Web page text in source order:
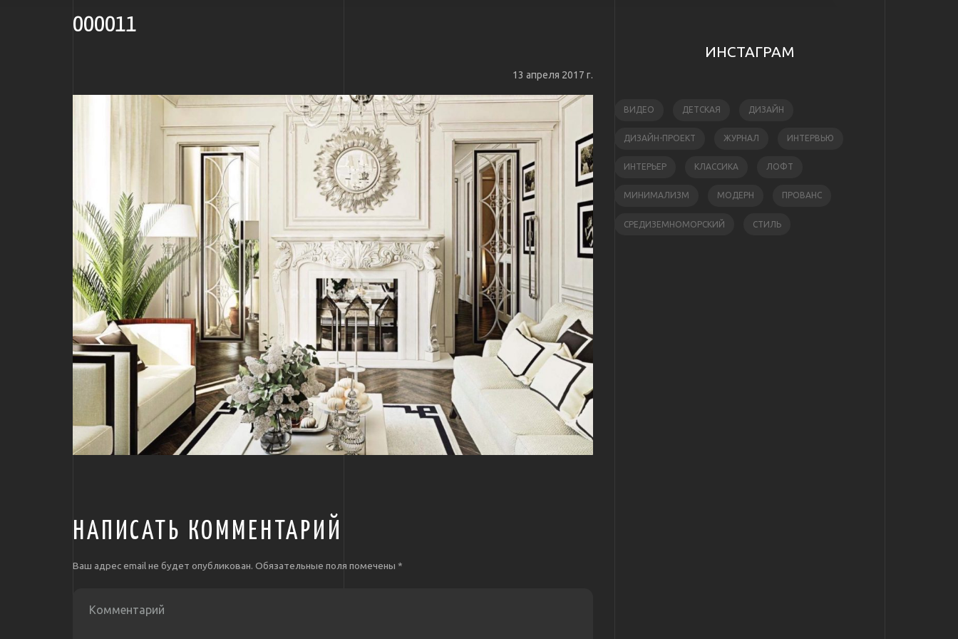
000011
13 апреля 2017 г.
НАПИСАТЬ КОММЕНТАРИЙ
Ваш адрес email не будет опубликован. Обязательные поля помечены *
ИНСТАГРАМ
ВИДЕО ДЕТСКАЯ ДИЗАЙН
ДИЗАЙН-ПРОЕКТ ЖУРНАЛ ИНТЕРВЬЮ
ИНТЕРЬЕР КЛАССИКА ЛОФТ
МИНИМАЛИЗМ МОДЕРН ПРОВАНС
СРЕДИЗЕМНОМОРСКИЙ СТИЛЬ